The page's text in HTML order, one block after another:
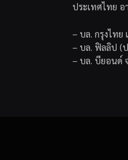
ประเทศไทย อ
– บล. กรุงไทย
– บล. ฟิลลิป (
– บล. บียอนด์